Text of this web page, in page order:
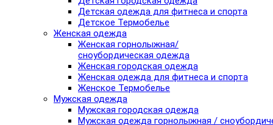
Детская одежда для фитнеса и спорта
Детское Термобелье
Женская одежда
Женская горнолыжная/
сноубордическая одежда
Женская городская одежда
Женская одежда для фитнеса и спорта
Женское Термобелье
Мужская одежда
Мужская городская одежда
Мужская одежда горнолыжная /